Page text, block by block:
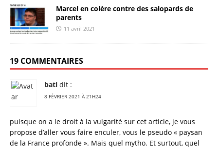
Marcel en colère contre des salopards de
parents
11 avril 2021
19 COMMENTAIRES
bati dit :
8 FÉVRIER 2021 À 21H24
puisque on a le droit à la vulgarité sur cet article, je vous
propose d’aller vous faire enculer, vous le pseudo « paysan
de la France profonde ». Mais quel mytho. Et surtout, quel